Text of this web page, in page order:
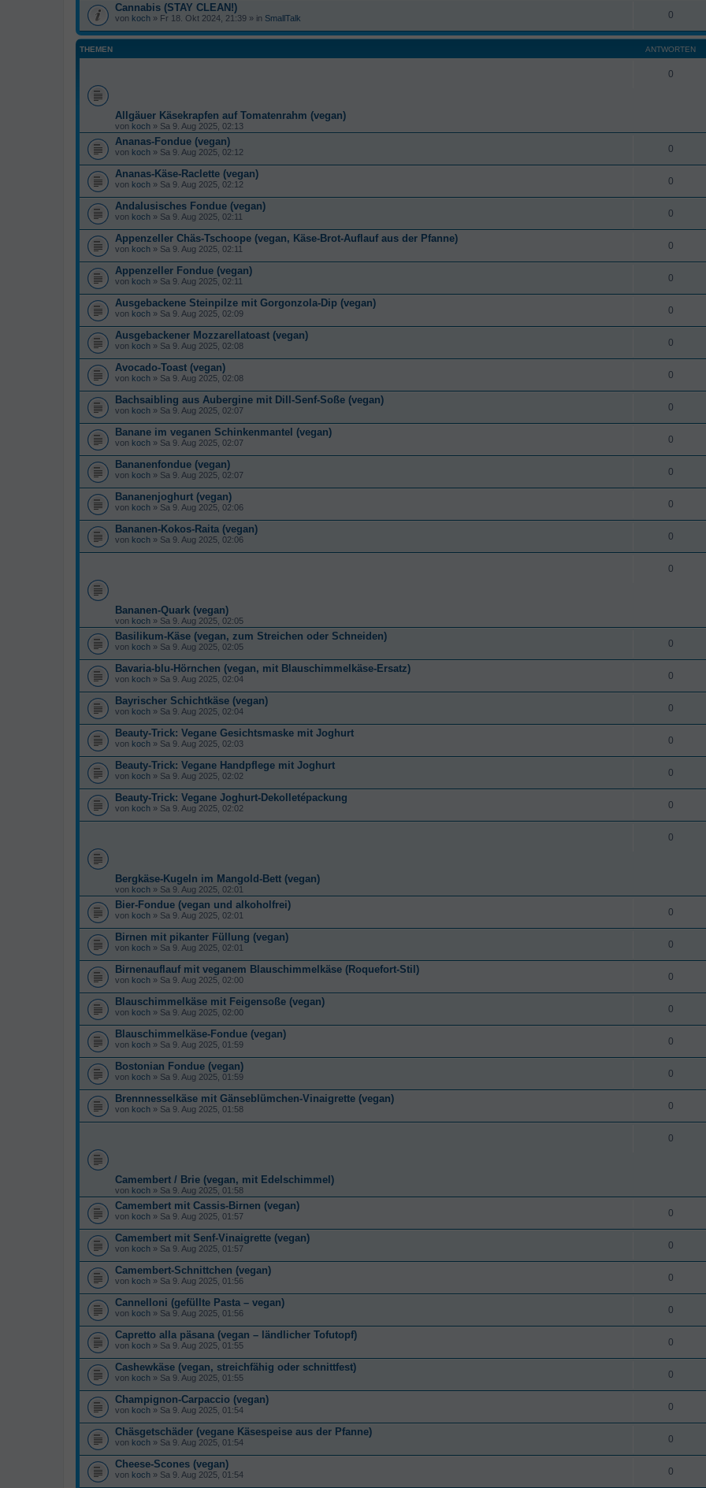
Cannabis (STAY CLEAN!)
von koch » Fr 18. Okt 2024, 21:39 » in SmallTalk 0
THEMEN ANTWORTEN
Allgäuer Käsekrapfen auf Tomatenrahm (vegan)
von koch » Sa 9. Aug 2025, 02:13
0
Ananas-Fondue (vegan)
von koch » Sa 9. Aug 2025, 02:12 0
Ananas-Käse-Raclette (vegan)
von koch » Sa 9. Aug 2025, 02:12 0
Andalusisches Fondue (vegan)
von koch » Sa 9. Aug 2025, 02:11 0
Appenzeller Chäs-Tschoope (vegan, Käse-Brot-Auflauf aus der Pfanne)
von koch » Sa 9. Aug 2025, 02:11 0
Appenzeller Fondue (vegan)
von koch » Sa 9. Aug 2025, 02:11 0
Ausgebackene Steinpilze mit Gorgonzola-Dip (vegan)
von koch » Sa 9. Aug 2025, 02:09 0
Ausgebackener Mozzarellatoast (vegan)
von koch » Sa 9. Aug 2025, 02:08 0
Avocado-Toast (vegan)
von koch » Sa 9. Aug 2025, 02:08 0
Bachsaibling aus Aubergine mit Dill-Senf-Soße (vegan)
von koch » Sa 9. Aug 2025, 02:07 0
Banane im veganen Schinkenmantel (vegan)
von koch » Sa 9. Aug 2025, 02:07 0
Bananenfondue (vegan)
von koch » Sa 9. Aug 2025, 02:07 0
Bananenjoghurt (vegan)
von koch » Sa 9. Aug 2025, 02:06 0
Bananen-Kokos-Raita (vegan)
von koch » Sa 9. Aug 2025, 02:06 0
Bananen-Quark (vegan)
von koch » Sa 9. Aug 2025, 02:05
0
Basilikum-Käse (vegan, zum Streichen oder Schneiden)
von koch » Sa 9. Aug 2025, 02:05 0
Bavaria-blu-Hörnchen (vegan, mit Blauschimmelkäse-Ersatz)
von koch » Sa 9. Aug 2025, 02:04 0
Bayrischer Schichtkäse (vegan)
von koch » Sa 9. Aug 2025, 02:04 0
Beauty-Trick: Vegane Gesichtsmaske mit Joghurt
von koch » Sa 9. Aug 2025, 02:03 0
Beauty-Trick: Vegane Handpflege mit Joghurt
von koch » Sa 9. Aug 2025, 02:02 0
Beauty-Trick: Vegane Joghurt-Dekolletépackung
von koch » Sa 9. Aug 2025, 02:02 0
Bergkäse-Kugeln im Mangold-Bett (vegan)
von koch » Sa 9. Aug 2025, 02:01
0
Bier-Fondue (vegan und alkoholfrei)
von koch » Sa 9. Aug 2025, 02:01 0
Birnen mit pikanter Füllung (vegan)
von koch » Sa 9. Aug 2025, 02:01 0
Birnenauflauf mit veganem Blauschimmelkäse (Roquefort-Stil)
von koch » Sa 9. Aug 2025, 02:00 0
Blauschimmelkäse mit Feigensoße (vegan)
von koch » Sa 9. Aug 2025, 02:00 0
Blauschimmelkäse-Fondue (vegan)
von koch » Sa 9. Aug 2025, 01:59 0
Bostonian Fondue (vegan)
von koch » Sa 9. Aug 2025, 01:59 0
Brennnesselkäse mit Gänseblümchen-Vinaigrette (vegan)
von koch » Sa 9. Aug 2025, 01:58 0
Camembert / Brie (vegan, mit Edelschimmel)
von koch » Sa 9. Aug 2025, 01:58
0
Camembert mit Cassis-Birnen (vegan)
von koch » Sa 9. Aug 2025, 01:57 0
Camembert mit Senf-Vinaigrette (vegan)
von koch » Sa 9. Aug 2025, 01:57 0
Camembert-Schnittchen (vegan)
von koch » Sa 9. Aug 2025, 01:56 0
Cannelloni (gefüllte Pasta – vegan)
von koch » Sa 9. Aug 2025, 01:56 0
Capretto alla päsana (vegan – ländlicher Tofutopf)
von koch » Sa 9. Aug 2025, 01:55 0
Cashewkäse (vegan, streichfähig oder schnittfest)
von koch » Sa 9. Aug 2025, 01:55 0
Champignon-Carpaccio (vegan)
von koch » Sa 9. Aug 2025, 01:54 0
Chäsgetschäder (vegane Käsespeise aus der Pfanne)
von koch » Sa 9. Aug 2025, 01:54 0
Cheese-Scones (vegan)
von koch » Sa 9. Aug 2025, 01:54 0